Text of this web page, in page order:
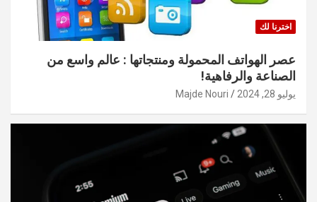
اخترنا لك
عصر الهواتف المحمولة ومنتجاتها : عالم واسع من
الصناعة والرفاهية!
يوليو 28, 2024 Majde Nouri